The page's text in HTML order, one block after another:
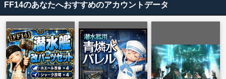
FF14のあなたへおすすめのアカウントデータ